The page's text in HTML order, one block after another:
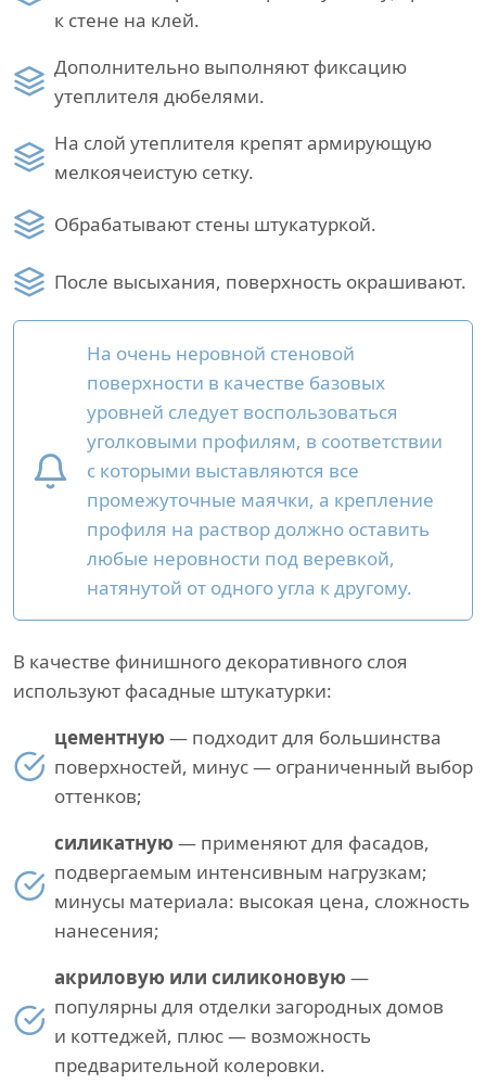
к стене на клей.
Дополнительно выполняют фиксацию
утеплителя дюбелями.
На слой утеплителя крепят армирующую
мелкоячеистую сетку.
Обрабатывают стены штукатуркой.
После высыхания, поверхность окрашивают.
На очень неровной стеновой
поверхности в качестве базовых
уровней следует воспользоваться
уголковыми профилям, в соответствии
с которыми выставляются все
промежуточные маячки, а крепление
профиля на раствор должно оставить
любые неровности под веревкой,
натянутой от одного угла к другому.
В качестве финишного декоративного слоя
используют фасадные штукатурки:
цементную — подходит для большинства
поверхностей, минус — ограниченный выбор
оттенков;
силикатную — применяют для фасадов,
подвергаемым интенсивным нагрузкам;
минусы материала: высокая цена, сложность
нанесения;
акриловую или силиконовую —
популярны для отделки загородных домов
и коттеджей, плюс — возможность
предварительной колеровки.